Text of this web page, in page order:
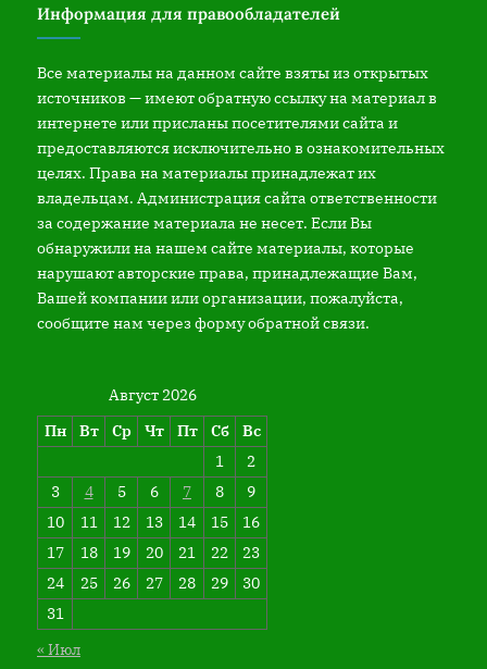
Информация для правообладателей
Все материалы на данном сайте взяты из открытых
источников — имеют обратную ссылку на материал в
интернете или присланы посетителями сайта и
предоставляются исключительно в ознакомительных
целях. Права на материалы принадлежат их
владельцам. Администрация сайта ответственности
за содержание материала не несет. Если Вы
обнаружили на нашем сайте материалы, которые
нарушают авторские права, принадлежащие Вам,
Вашей компании или организации, пожалуйста,
сообщите нам через форму обратной связи.
Август 2026
Пн
Вт Ср Чт Пт Сб
Вс
1
2
3
4 5 6 7 8
9
10
11 12 13 14 15
16
17
18 19 20 21 22
23
24
25 26 27 28 29
30
31
« Июл